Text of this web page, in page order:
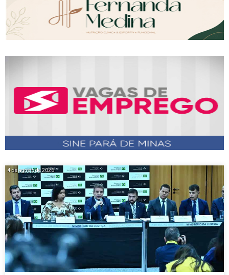
4 de agosto de 2026